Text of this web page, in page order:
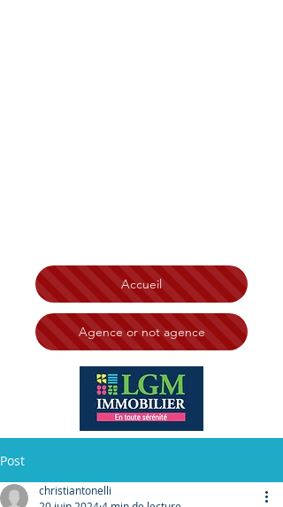
Accueil
Agence or not agence
Post
christiantonelli